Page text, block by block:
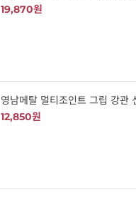
19,870원
영남메탈 멀티조인트 그립 강관
12,850원